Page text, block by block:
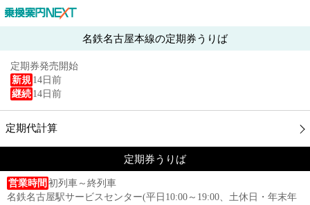
名鉄名古屋本線の定期券うりば
定期券発売開始
新規 14日前
継続 14日前
定期代計算
定期券うりば
営業時間 初列車～終列車
名鉄名古屋駅サービスセンター(平日10:00～19:00、土休日・年末年